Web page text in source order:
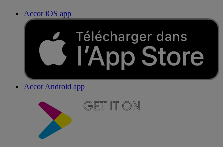
Accor iOS app
Accor Android app